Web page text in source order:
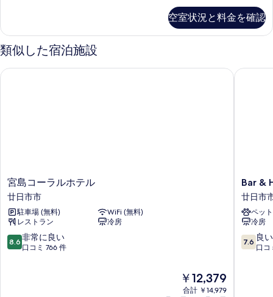
る
す
べ
て
の
る
ー
ル
ー
の
空室状況と料金を確認
類似した宿泊施設
宮
島
コ
ー
ラ
ル
ホ
宮島コーラルホテル
廿日市市
駐車場 (無料)
WiFi (無料)
レストラン
冷房
10
段
8.6 非常に良い
口コミ 766 件
現
在
￥12,379
合計 ￥14,979
宮島コーラルホテル
Bar
&
Hotel
Colors
宮
島
廿
Bar &
廿日市
ペッ
冷房
10
段
7.6 良い
口コ
Bar &